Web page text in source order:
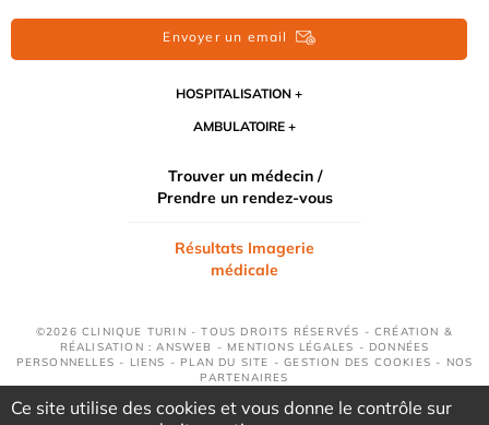
Envoyer un email
HOSPITALISATION
AMBULATOIRE
Trouver un médecin /
Prendre un rendez-vous
Résultats Imagerie
médicale
©2026 CLINIQUE TURIN - TOUS DROITS RÉSERVÉS - CRÉATION &
RÉALISATION : ANSWEB - MENTIONS LÉGALES - DONNÉES
PERSONNELLES - LIENS - PLAN DU SITE -GESTION DES COOKIES - NOS
PARTENAIRES
Ce site utilise des cookies et vous donne le contrôle sur